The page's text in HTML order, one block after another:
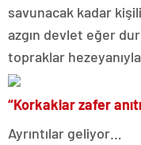
savunacak kadar
azgın devlet eğer
topraklar
“Korkaklar zafer
Ayrıntılar geliyor…